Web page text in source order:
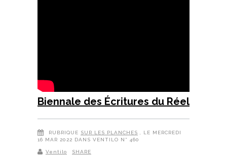
Biennale des Écritures du Réel
RUBRIQUE SUR LES PLANCHES
, LE MERCREDI
16 MAR 2022 DANS VENTILO N° 460
Ventilo SHARE